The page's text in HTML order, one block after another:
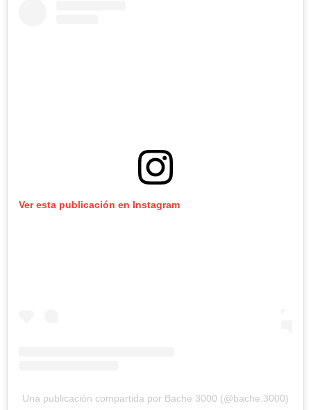
Ver esta publicación en Instagram
Una publicación compartida por Bache 3000 (@bache.3000)